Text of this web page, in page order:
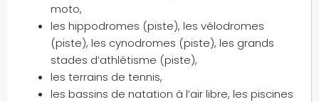
moto,
les hippodromes (piste), les vélodromes
(piste), les cynodromes (piste), les grands
stades d’athlétisme (piste),
les terrains de tennis,
les bassins de natation à l’air libre, les piscines